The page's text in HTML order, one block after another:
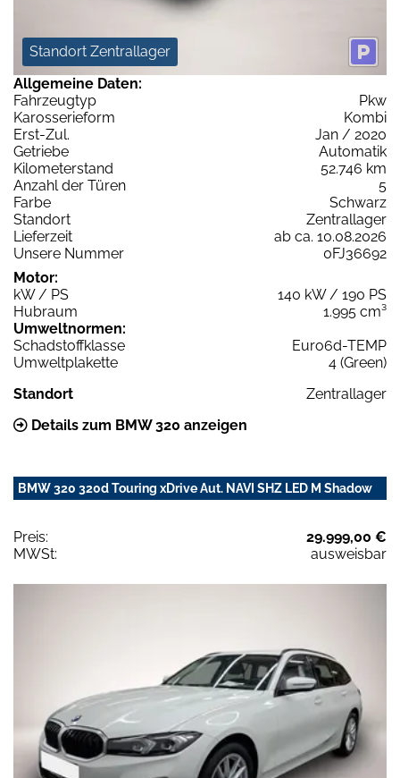
Standort Zentrallager
Allgemeine Daten:
Fahrzeugtyp
Pkw
Karosserieform
Kombi
Erst-Zul.
Jan / 2020
Getriebe
Automatik
Kilometerstand
52.746 km
Anzahl der Türen
5
Farbe
Schwarz
Standort
Zentrallager
Lieferzeit
ab ca. 10.08.2026
Unsere Nummer
0FJ36692
Motor:
kW / PS
140 kW / 190 PS
Hubraum
1.995 cm³
Umweltnormen:
Schadstoffklasse
Euro6d-TEMP
Umweltplakette
4 (Green)
Standort
Zentrallager
Details zum BMW 320 anzeigen
BMW 320 320d Touring xDrive Aut. NAVI SHZ LED M Shadow
Preis:
29.999,00 €
MWSt:
ausweisbar